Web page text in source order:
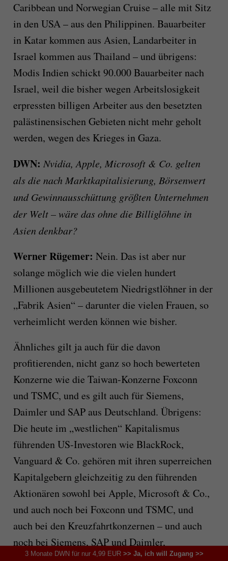
Caribbean und Norwegian Cruise – alle mit Sitz
in den USA – aus den Philippinen. Bauarbeiter
in Katar kommen aus Asien, Landarbeiter in
Israel kommen aus Thailand – und übrigens:
Modis Indien schickt 90.000 Bauarbeiter nach
Israel, weil die bisher wegen Arbeitslosigkeit
erpressten billigen Arbeiter aus den besetzten
palästinensischen Gebieten nicht mehr geholt
werden, wegen des Krieges in Gaza.
DWN: Nvidia, Apple, Microsoft & Co. gelten
als die nach Marktkapitalisierung, Börsenwert
und Gewinnausschüttung größten Unternehmen
der Welt – wäre das ohne die Billiglöhne in
Asien denkbar?
Werner Rügemer: Nein. Das ist aber nur
solange möglich wie die vielen hundert
Millionen ausgebeutetem Niedrigstlöhner in der
„Fabrik Asien“ – darunter die vielen Frauen, so
verheimlicht werden können wie bisher.
Ähnliches gilt ja auch für die davon
profitierenden, nicht ganz so hoch bewerteten
Konzerne wie die Taiwan-Konzerne Foxconn
und TSMC, und es gilt auch für Siemens,
Daimler und SAP aus Deutschland. Übrigens:
Die heute im „westlichen“ Kapitalismus
führenden US-Investoren wie BlackRock,
Vanguard & Co. gehören mit ihren superreichen
Kapitalgebern gleichzeitig zu den führenden
Aktionären sowohl bei Apple, Microsoft & Co.,
und auch noch bei Foxconn und TSMC, und
auch bei den Kreuzfahrtkonzernen – und auch
noch bei Siemens, SAP und Daimler,
3 Monate DWN für nur 4,99 EUR>> Ja, ich will Zugang >>